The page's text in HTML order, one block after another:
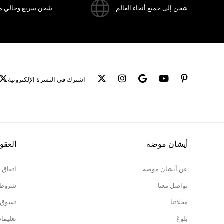
شحن إلى جميع أنحاء العالم شحن سريع وخالي
اشترك في النشرة الإلكترونية
أيشان موضة
عن أيشان موضة
تواصل معنا
محلاتنا
بلوغ
شروط